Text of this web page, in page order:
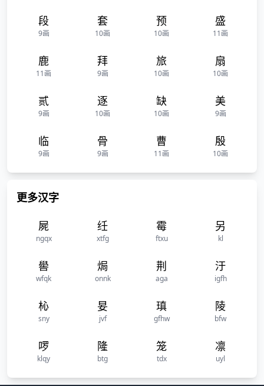
段
9画
套
10画
预
10画
盛
11画
鹿
11画
拜
9画
旅
10画
扇
10画
贰
9画
逐
10画
缺
10画
美
9画
临
9画
骨
9画
曹
11画
殷
10画
更多汉字
屍
ngqx
纴
xtfg
霉
ftxu
另
kl
嚳
wfqk
焗
onnk
荆
aga
汙
igfh
杺
sny
妟
jvf
瑱
gfhw
陵
bfw
啰
klqy
隆
btg
笼
tdx
凛
uyl